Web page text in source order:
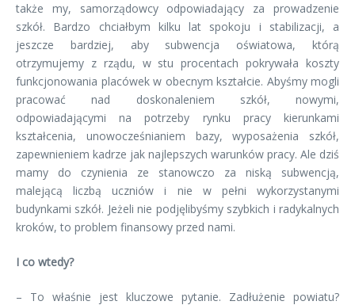
także my, samorządowcy odpowiadający za prowadzenie
szkół. Bardzo chciałbym kilku lat spokoju i stabilizacji, a
jeszcze bardziej, aby subwencja oświatowa, którą
otrzymujemy z rządu, w stu procentach pokrywała koszty
funkcjonowania placówek w obecnym kształcie. Abyśmy mogli
pracować nad doskonaleniem szkół, nowymi,
odpowiadającymi na potrzeby rynku pracy kierunkami
kształcenia, unowocześnianiem bazy, wyposażenia szkół,
zapewnieniem kadrze jak najlepszych warunków pracy. Ale dziś
mamy do czynienia ze stanowczo za niską subwencją,
malejącą liczbą uczniów i nie w pełni wykorzystanymi
budynkami szkół. Jeżeli nie podjęlibyśmy szybkich i radykalnych
kroków, to problem finansowy przed nami.
I co wtedy?
– To właśnie jest kluczowe pytanie. Zadłużenie powiatu?